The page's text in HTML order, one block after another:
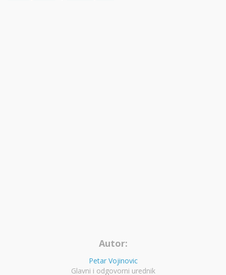
Autor:
Petar Vojinovic
Glavni i odgovorni urednik